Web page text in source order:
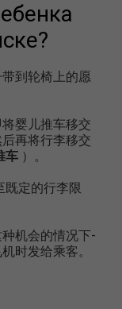
到轮椅上的愿
婴儿推车移交
再将行李移交
车 ）。
既定的行李限
机会的情况下-
时发给乘客。